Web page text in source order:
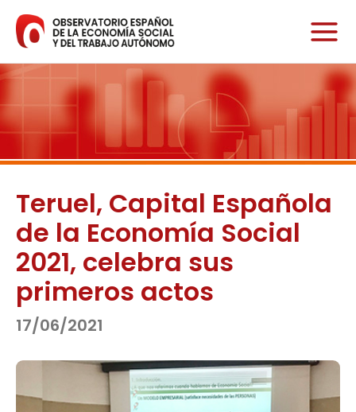
contenido
Teruel, Capital Española
de la Economía Social
2021, celebra sus
primeros actos
17/06/2021